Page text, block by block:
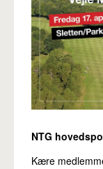
NTG
Kære